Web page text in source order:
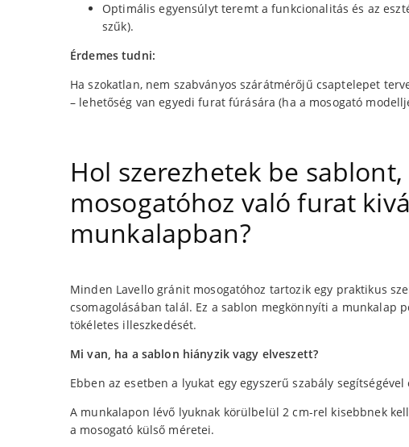
Optimális egyensúlyt teremt a funkcionalitás és az
szűk).
Érdemes tudni:
Ha szokatlan, nem szabványos szárátmérőjű csaptelepet
– lehetőség van egyedi furat fúrására (ha a mosogató
Hol szerezhetek be
mosogatóhoz való furat
munkalapban?
Minden Lavello gránit mosogatóhoz tartozik egy praktikus
csomagolásában talál. Ez a sablon megkönnyíti a munkalap
tökéletes illeszkedését.
Mi van, ha a sablon hiányzik vagy elveszett?
Ebben az esetben a lyukat egy egyszerű szabály
A munkalapon lévő lyuknak körülbelül 2 cm-rel kisebbnek
a mosogató külső méretei.